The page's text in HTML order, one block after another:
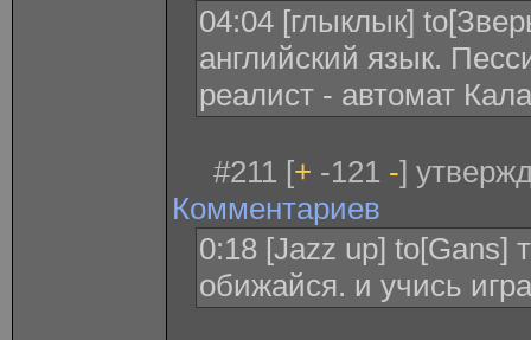
04:04 [глыклык]
английский язык.
реалист - автомат
#211 [+ -121 -]
Комментариев
0:18 [Jazz up] to[Gans]
обижайся. и учись